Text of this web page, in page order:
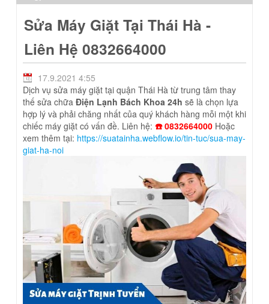
Sửa Máy Giặt Tại Thái Hà -
Liên Hệ 0832664000
17.9.2021 4:55
Dịch vụ sửa máy giặt tại quận Thái Hà từ trung tâm thay
thế sửa chữa Điện Lạnh Bách Khoa 24h sẽ là chọn lựa
hợp lý và phải chăng nhất của quý khách hàng mỗi một khi
chiếc máy giặt có vấn đề. Liên hệ: ☎️ 0832664000 Hoặc
xem thêm tại: https://suatainha.webflow.io/tin-tuc/sua-may-
giat-ha-noi